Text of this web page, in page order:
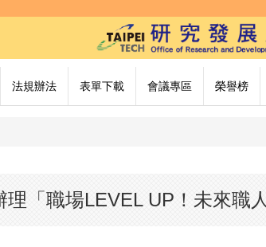
法規辦法 表單下載 會議專區 榮譽榜
理「職場LEVEL UP！未來職